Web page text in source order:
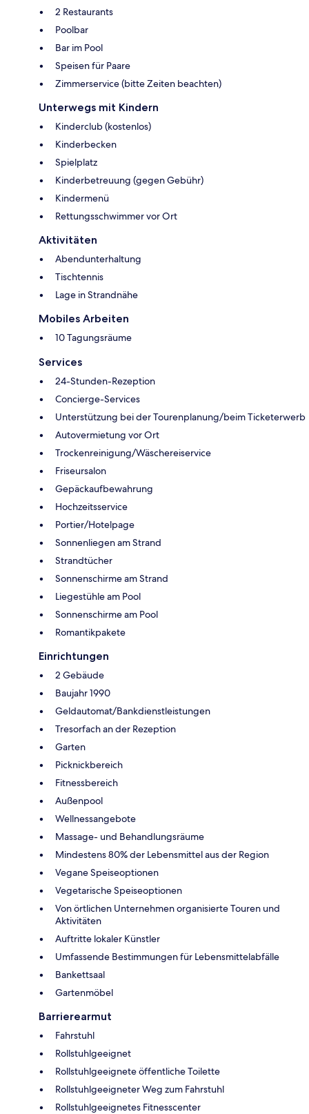
2 Restaurants
Poolbar
Bar im Pool
Speisen für Paare
Zimmerservice (bitte Zeiten beachten)
Unterwegs mit Kindern
Kinderclub (kostenlos)
Kinderbecken
Spielplatz
Kinderbetreuung (gegen Gebühr)
Kindermenü
Rettungsschwimmer vor Ort
Aktivitäten
Abendunterhaltung
Tischtennis
Lage in Strandnähe
Mobiles Arbeiten
10 Tagungsräume
Services
24-Stunden-Rezeption
Concierge-Services
Unterstützung bei der Tourenplanung/beim Ticketerwerb
Autovermietung vor Ort
Trockenreinigung/Wäschereiservice
Friseursalon
Gepäckaufbewahrung
Hochzeitsservice
Portier/Hotelpage
Sonnenliegen am Strand
Strandtücher
Sonnenschirme am Strand
Liegestühle am Pool
Sonnenschirme am Pool
Romantikpakete
Einrichtungen
2 Gebäude
Baujahr 1990
Geldautomat/Bankdienstleistungen
Tresorfach an der Rezeption
Garten
Picknickbereich
Fitnessbereich
Außenpool
Wellnessangebote
Massage- und Behandlungsräume
Mindestens 80% der Lebensmittel aus der Region
Vegane Speiseoptionen
Vegetarische Speiseoptionen
Von örtlichen Unternehmen organisierte Touren und
Aktivitäten
Auftritte lokaler Künstler
Umfassende Bestimmungen für Lebensmittelabfälle
Bankettsaal
Gartenmöbel
Barrierearmut
Fahrstuhl
Rollstuhlgeeignet
Rollstuhlgeeignete öffentliche Toilette
Rollstuhlgeeigneter Weg zum Fahrstuhl
Rollstuhlgeeignetes Fitnesscenter